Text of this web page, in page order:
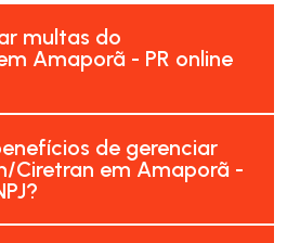
multas do
Amaporã - PR online
de gerenciar
Ciretran em Amaporã -